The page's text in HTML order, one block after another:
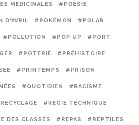
MÉDICINALES #POÉSIE
D'AVRIL #POKEMON #POLAR
#POLLUTION #POP UP #PORT
#POTERIE #PRÉHISTOIRE
#PRINTEMPS #PRISON
#QUOTIDIEN #RACISME
#RÉGIE TECHNIQUE
DES CLASSES #REPAS #REPTILES